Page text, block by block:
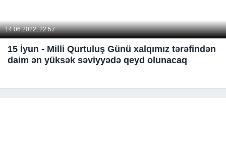
14.06.2022, 22:57
15 İyun - Milli Qurtuluş Günü xalqımız tərəfindən
daim ən yüksək səviyyədə qeyd olunacaq